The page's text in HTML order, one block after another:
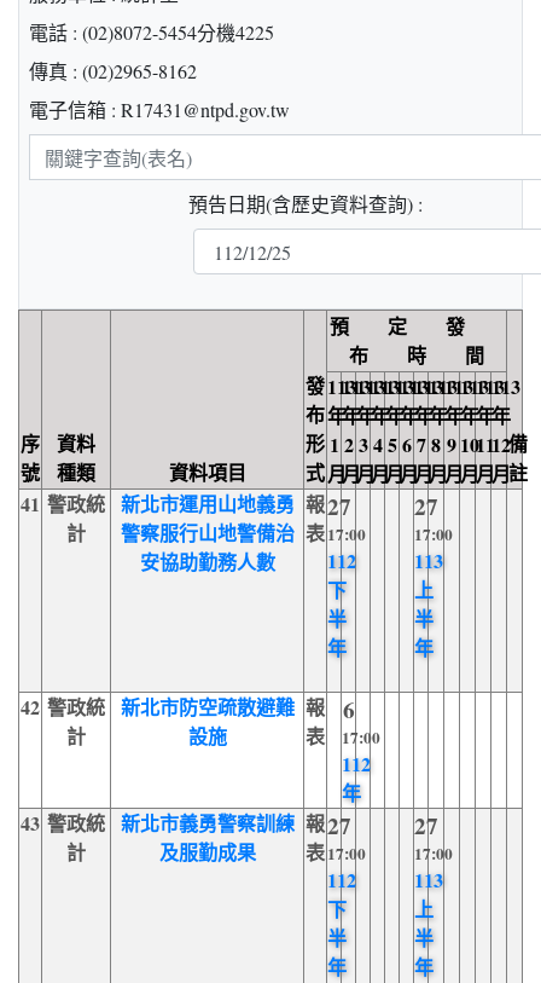
電話 : (02)8072-5454分機4225
傳真 : (02)2965-8162
電子信箱 : R17431@ntpd.gov.tw
關
鍵
預告日期(含歷史資料查詢) :
序
號
資料
種類
資料項目
發
布
形
式
預 定 發
布 時 間
備
註
113
年
1
月
113
年
2
月
113
年
3
月
113
年
4
月
113
年
5
月
113
年
6
月
113
年
7
月
113
年
8
月
113
年
9
月
113
年
10
月
113
年
11
月
113
年
12
月
41 警政統
計
新北市運用山地義勇
警察服行山地警備治
安協助勤務人數
報
表
27
17:00
112
下
半
年
27
17:00
113
上
半
年
42 警政統
計
新北市防空疏散避難
設施
報
表
6
17:00
112
年
43 警政統
計
新北市義勇警察訓練
及服勤成果
報
表
27
17:00
112
下
半
年
27
17:00
113
上
半
年